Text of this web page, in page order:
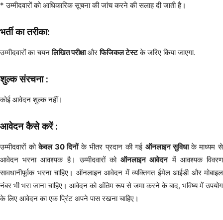
* उम्मीदवारों को आधिकारिक सूचना की जांच करने की सलाह दी जाती है।
भर्ती का तरीका:
उम्मीदवारों का चयनलिखित परीक्षाऔरफिजिकल टेस्टके जरिए किया जाएगा.
शुल्क संरचना :
कोई आवेदन शुल्क नहीं।
आवेदन कैसे करें :
उम्मीदवारों कोकेवल 30 दिनोंके भीतर प्रदान की गई ऑनलाइन सुविधाके माध्यम से
आवेदन भरना आवश्यक है। उम्मीदवारों कोऑनलाइन आवेदनमें आवश्यक विवरण
सावधानीपूर्वक भरना चाहिए। ऑनलाइन आवेदन में व्यक्तिगत ईमेल आईडी और मोबाइल
नंबर भी भरा जाना चाहिए। आवेदन को अंतिम रूप से जमा करने के बाद, भविष्य में उपयोग
के लिए आवेदन का एक प्रिंट अपने पास रखना चाहिए।